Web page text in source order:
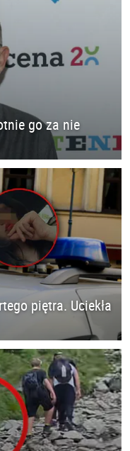
go za nie
piętra. Uciekła